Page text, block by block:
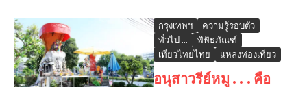
กรุงเทพฯ
ความรู้รอบตัว
ทั่วไป ...
พิพิธภัณฑ์
เที่ยวไทยไทย
แหล่งท่องเที่ยว
อนุสาวรีย์หมู . . . คือ